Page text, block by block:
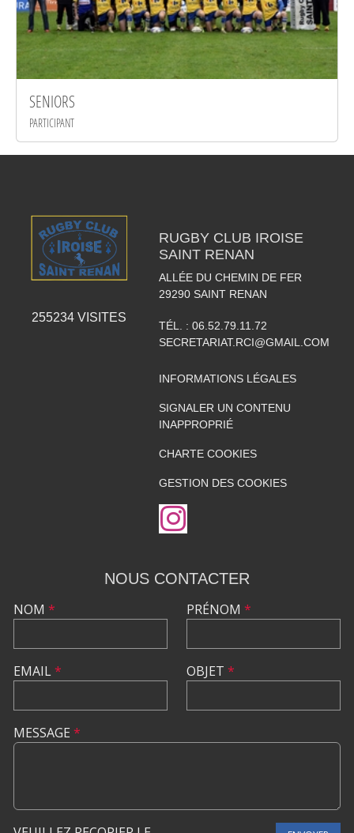
SENIORS
PARTICIPANT
255234 VISITES
RUGBY CLUB IROISE
SAINT RENAN
ALLÉE DU CHEMIN DE FER
29290 SAINT RENAN
TÉL. : 06.52.79.11.72
SECRETARIAT.RCI@GMAIL.COM
INFORMATIONS LÉGALES
SIGNALER UN CONTENU
INAPPROPRIÉ
CHARTE COOKIES
GESTION DES COOKIES
NOUS CONTACTER
NOM *
EMAIL*
PRÉNOM *
OBJET *
MESSAGE *